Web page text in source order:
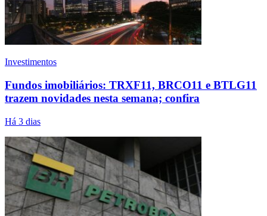
Investimentos
Fundos imobiliários: TRXF11, BRCO11 e BTLG11
trazem novidades nesta semana; confira
Há 3 dias